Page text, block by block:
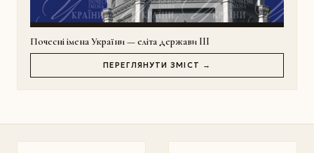
Почесні імена України — еліта держави III
ПЕРЕГЛЯНУТИ ЗМІСТ →